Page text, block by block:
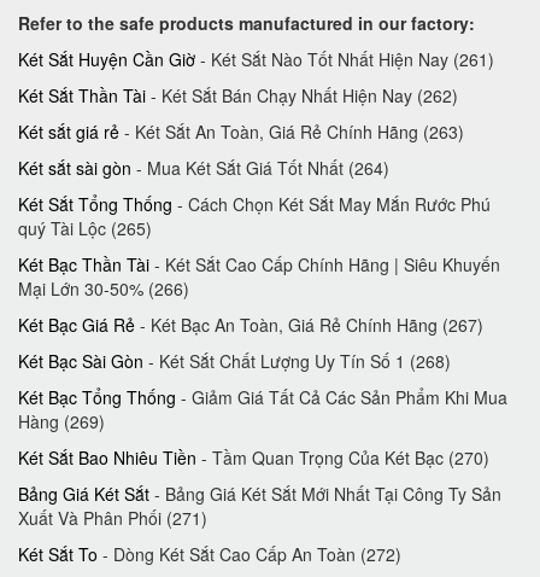
Refer to the safe products manufactured in our factory:
Két Sắt Huyện Cần Giờ - Két Sắt Nào Tốt Nhất Hiện Nay (261)
Két Sắt Thần Tài - Két Sắt Bán Chạy Nhất Hiện Nay (262)
Két sắt giá rẻ - Két Sắt An Toàn, Giá Rẻ Chính Hãng (263)
Két sắt sài gòn - Mua Két Sắt Giá Tốt Nhất (264)
Két Sắt Tổng Thống - Cách Chọn Két Sắt May Mắn Rước Phú
quý Tài Lộc (265)
Két Bạc Thần Tài - Két Sắt Cao Cấp Chính Hãng | Siêu Khuyến
Mại Lớn 30-50%‎ (266)
Két Bạc Giá Rẻ - Két Bạc An Toàn, Giá Rẻ Chính Hãng (267)
Két Bạc Sài Gòn - Két Sắt Chất Lượng Uy Tín Số 1 (268)
Két Bạc Tổng Thống - Giảm Giá Tất Cả Các Sản Phẩm Khi Mua
Hàng (269)
Két Sắt Bao Nhiêu Tiền - Tầm Quan Trọng Của Két Bạc (270)
Bảng Giá Két Sắt - Bảng Giá Két Sắt Mới Nhất Tại Công Ty Sản
Xuất Và Phân Phối (271)
Két Sắt To - Dòng Két Sắt Cao Cấp An Toàn (272)